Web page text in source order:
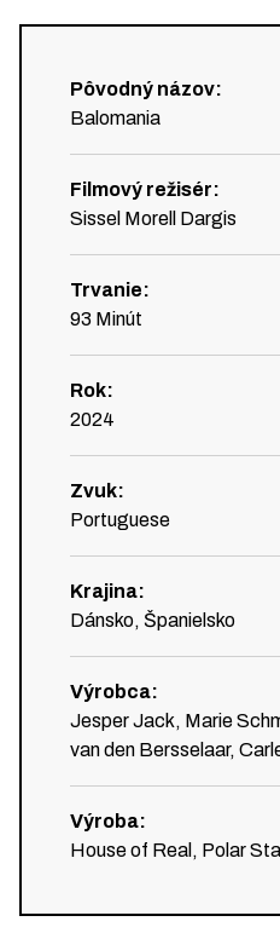
Pôvodný názov:
Balomania
Filmový režisér:
Sissel Morell Dargis
Trvanie:
93 Minút
Rok:
2024
Zvuk:
Portuguese
Krajina:
Dánsko, Španielsko
Výrobca:
Jesper Jack, Marie
van den Bersselaar,
Výroba:
House of Real, Polar